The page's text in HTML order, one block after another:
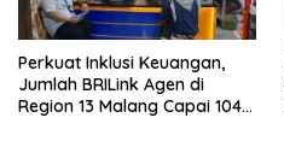
Perkuat Inklusi Keuangan,
Jumlah BRILink Agen di
Region 13 Malang Capai 104